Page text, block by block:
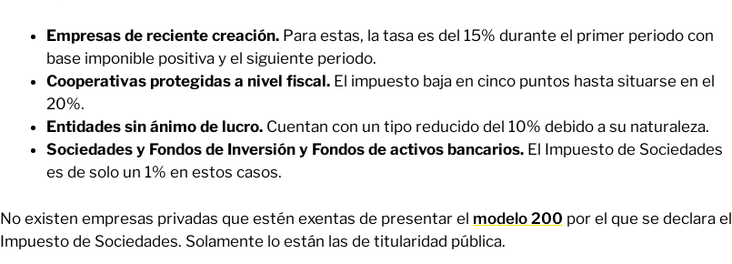
Empresas de reciente creación. Para estas, la tasa es del 15% durante el primer periodo con
base imponible positiva y el siguiente periodo.
Cooperativas protegidas a nivel fiscal. El impuesto baja en cinco puntos hasta situarse en el
20%.
Entidades sin ánimo de lucro. Cuentan con un tipo reducido del 10% debido a su naturaleza.
Sociedades y Fondos de Inversión y Fondos de activos bancarios. El Impuesto de Sociedades
es de solo un 1% en estos casos.
No existen empresas privadas que estén exentas de presentar el modelo 200 por el que se declara el
Impuesto de Sociedades. Solamente lo están las de titularidad pública.